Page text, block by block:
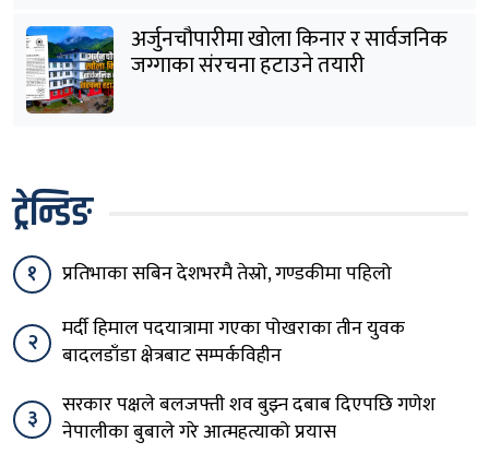
अर्जुनचौपारीमा खोला किनार र सार्वजनिक
जग्गाका संरचना हटाउने तयारी
ट्रेन्डिङ
१ प्रतिभाका सबिन देशभरमै तेस्रो, गण्डकीमा पहिलो
२
मर्दी हिमाल पदयात्रामा गएका पोखराका तीन युवक
बादलडाँडा क्षेत्रबाट सम्पर्कविहीन
३
सरकार पक्षले बलजफ्ती शव बुझ्न दबाब दिएपछि गणेश
नेपालीका बुबाले गरे आत्महत्याको प्रयास